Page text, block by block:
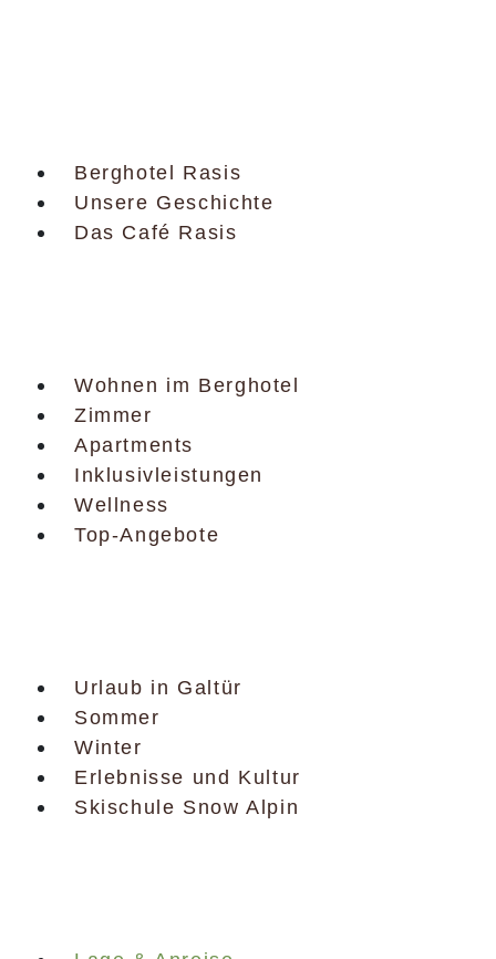
Berghotel Rasis
Unsere Geschichte
Das Café Rasis
Wohnen im Berghotel
Zimmer
Apartments
Inklusiv­leistungen
Wellness
Top-Angebote
Urlaub in Galtür
Sommer
Winter
Erlebnisse und Kultur
Skischule Snow Alpin